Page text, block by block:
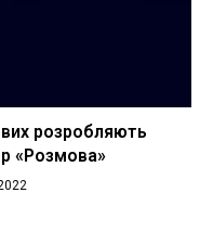
розробляють
«Розмова»